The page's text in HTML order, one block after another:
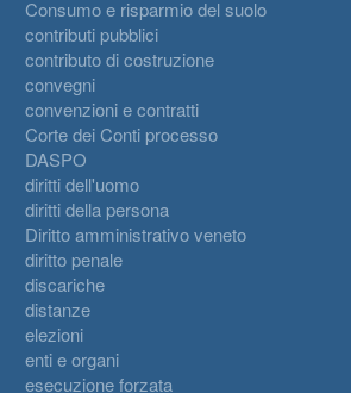
Consumo e risparmio del suolo
contributi pubblici
contributo di costruzione
convegni
convenzioni e contratti
Corte dei Conti processo
DASPO
diritti dell'uomo
diritti della persona
Diritto amministrativo veneto
diritto penale
discariche
distanze
elezioni
enti e organi
esecuzione forzata